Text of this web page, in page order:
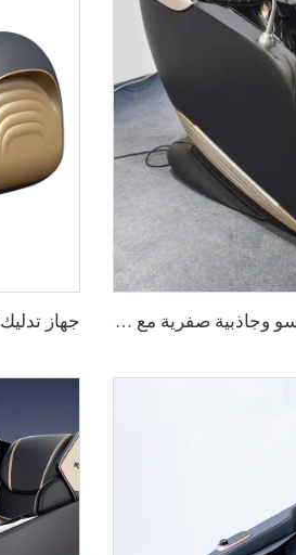
كرسي تدليك A31 4D بشياطسو وجاذبية صفرية مع تسخين كهربائي